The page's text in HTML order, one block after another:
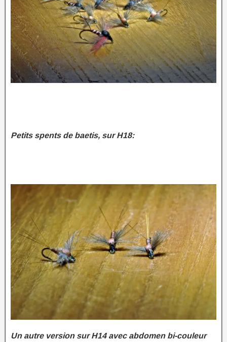
Petits spents de baetis, sur H18:
Un autre version sur H14 avec abdomen bi-couleur